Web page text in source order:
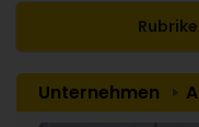
Unternehmen